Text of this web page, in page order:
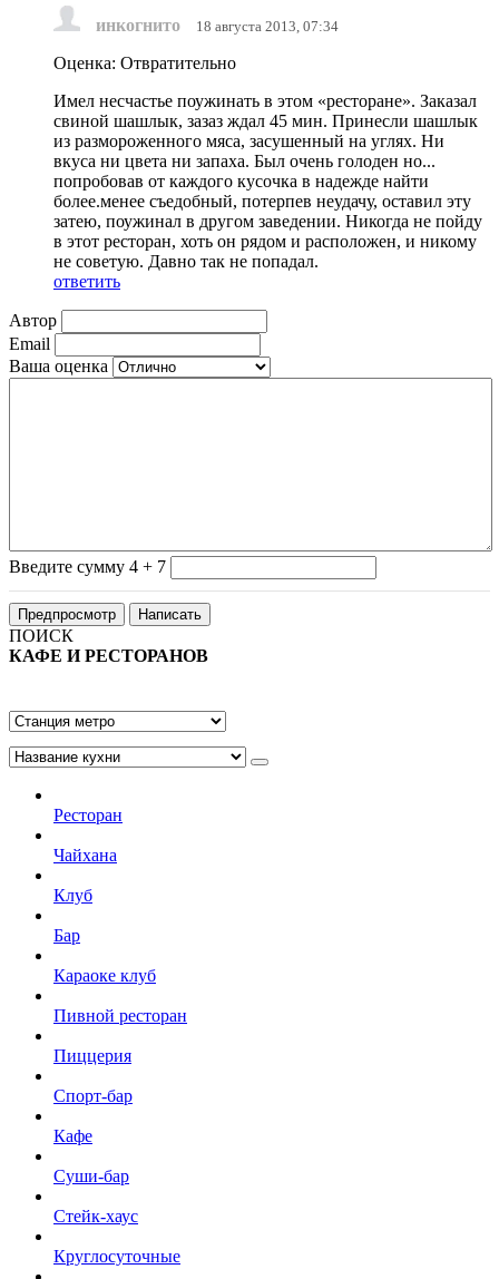
инкогнито 18 августа 2013, 07:34
Оценка: Отвратительно
Имел несчастье поужинать в этом «ресторане». Заказал
свиной шашлык, зазаз ждал 45 мин. Принесли шашлык
из размороженного мяса, засушенный на углях. Ни
вкуса ни цвета ни запаха. Был очень голоден но...
попробовав от каждого кусочка в надежде найти
более.менее съедобный, потерпев неудачу, оставил эту
затею, поужинал в другом заведении. Никогда не пойду
в этот ресторан, хоть он рядом и расположен, и никому
не советую. Давно так не попадал.
ответить
Автор
Email
Ваша оценка
Введите сумму 4 + 7
ПОИСК
КАФЕ И РЕСТОРАНОВ
Ресторан
Чайхана
Клуб
Бар
Караоке клуб
Пивной ресторан
Пиццерия
Спорт-бар
Кафе
Суши-бар
Стейк-хаус
Круглосуточные